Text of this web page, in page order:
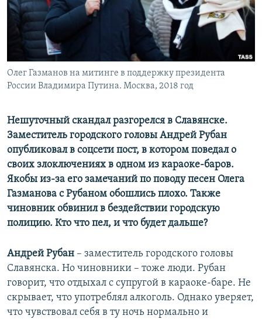
ПОБЕДИТЕЛЕЙ НЕ СУДЯТ?
КРЫМ.НЕПОКОРЕННЫЙ
УКРАИНСКАЯ ПРОБЛЕМА КРЫМА
ПРИСОЕДИНЯЙТЕСЬ!
Все сайты RFE/RL
Олег Газманов на митинге в поддержку президента
России Владимира Путина. Москва, 2018 год
Нешуточный скандал разгорелся в Славянске.
Заместитель городского головы Андрей Рубан
опубликовал в соцсети пост, в котором поведал о
своих злоключениях в одном из караоке-баров.
Якобы из-за его замечаний по поводу песен Олега
Газманова с Рубаном обошлись плохо. Также
чиновник обвинил в бездействии городскую
полицию. Кто что пел, и что будет дальше?
Андрей Рубан – заместитель городского головы
Славянска. Но чиновники – тоже люди. Рубан
говорит, что отдыхал с супругой в караоке-баре. Не
скрывает, что употреблял алкоголь. Однако уверяет,
что чувствовал себя в ту ночь нормально и